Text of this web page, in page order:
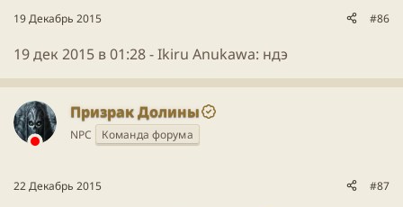
19 Декабрь 2015 #86
19 дек 2015 в 01:28 -Ikiru Anukawa: ндэ
Призрак Долины
NPC Команда форума
22 Декабрь 2015 #87